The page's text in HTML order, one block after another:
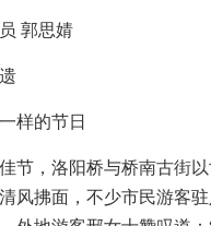
郭思婧
样的节日
节，洛阳桥与桥南古街
风拂面，不少市民游客